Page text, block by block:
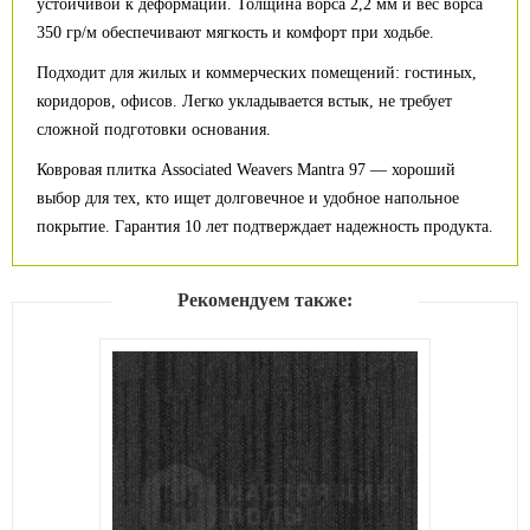
устойчивой к деформации. Толщина ворса 2,2 мм и вес ворса
350 гр/м обеспечивают мягкость и комфорт при ходьбе.
Подходит для жилых и коммерческих помещений: гостиных,
коридоров, офисов. Легко укладывается встык, не требует
сложной подготовки основания.
Ковровая плитка Associated Weavers Mantra 97 — хороший
выбор для тех, кто ищет долговечное и удобное напольное
покрытие. Гарантия 10 лет подтверждает надежность продукта.
Рекомендуем также: